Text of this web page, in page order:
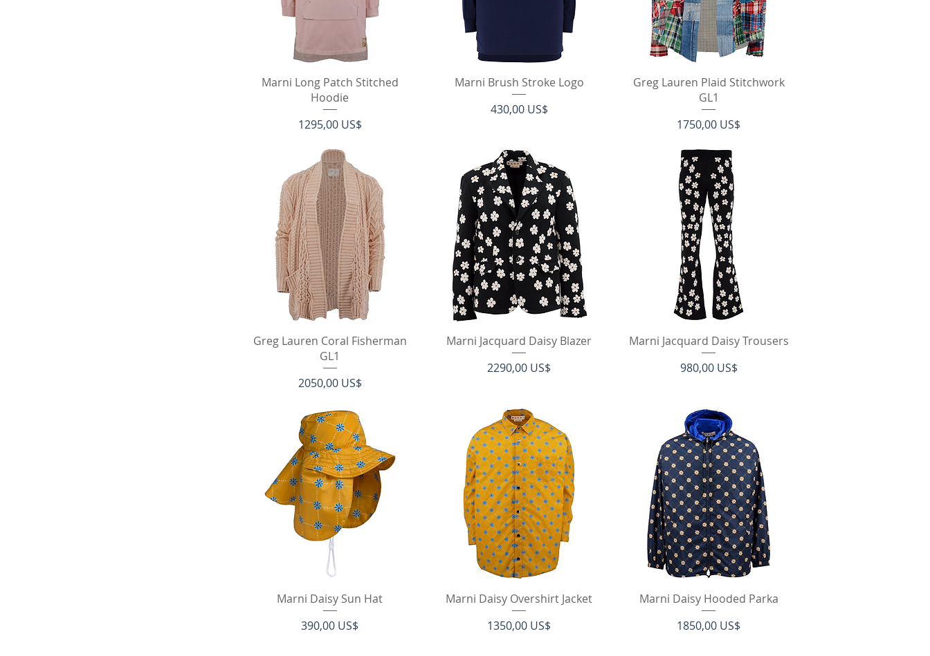
Vista rápida
Marni Long Patch Stitched
Hoodie
Precio
1295,00 US$
Vista rápida
Marni Brush Stroke Logo
Precio
430,00 US$
Vista rápida
Greg Lauren Plaid Stitchwork
GL1
Precio
1750,00 US$
Vista rápida
Greg Lauren Coral Fisherman
GL1
Precio
2050,00 US$
Vista rápida
Marni Jacquard Daisy Blazer
Precio
2290,00 US$
Vista rápida
Marni Jacquard Daisy Trousers
Precio
980,00 US$
Vista rápida
Marni Daisy Sun Hat
Precio
390,00 US$
Vista rápida
Marni Daisy Overshirt Jacket
Precio
1350,00 US$
Vista rápida
Marni Daisy Hooded Parka
Precio
1850,00 US$